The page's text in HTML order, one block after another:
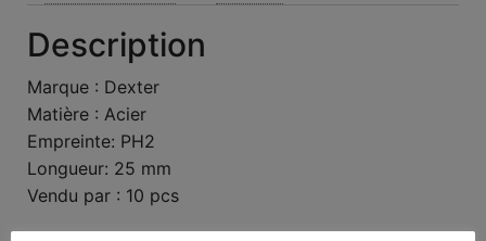
Description
Marque : Dexter
Matière : Acier
Empreinte: PH2
Longueur: 25 mm
Vendu par : 10 pcs